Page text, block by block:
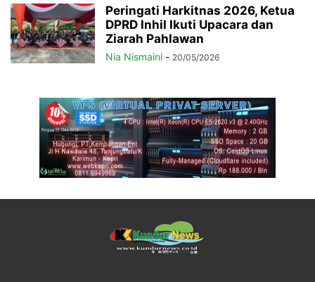
Peringati Harkitnas 2026, Ketua
DPRD Inhil Ikuti Upacara dan
Ziarah Pahlawan
Nia Nismaini - 20/05/2026